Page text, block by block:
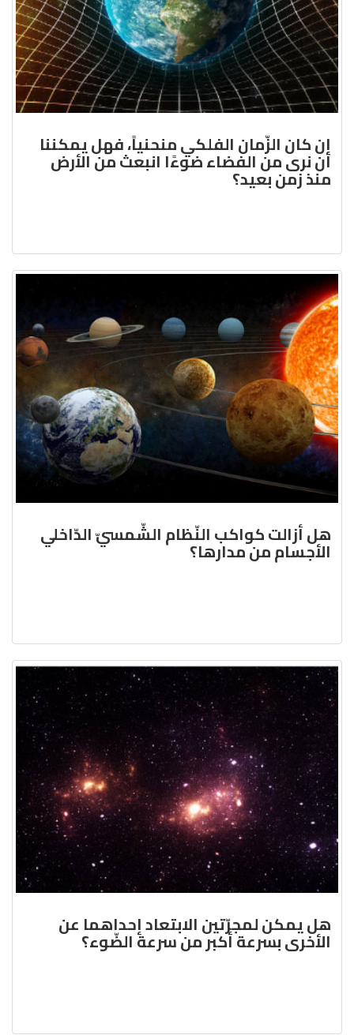
إن كان الزّمان الفلكي منحنياً، فهل يمكننا
أن نرى من الفضاء ضوءًا انبعث من الأرض
منذ زمن بعيد؟
هل أزالت كواكب النّظام الشّمسيّ الدّاخلي
الأجسام من مدارها؟
هل يمكن لمجرّتين الابتعاد إحداهما عن
الأخرى بسرعة أكبر من سرعة الضّوء؟